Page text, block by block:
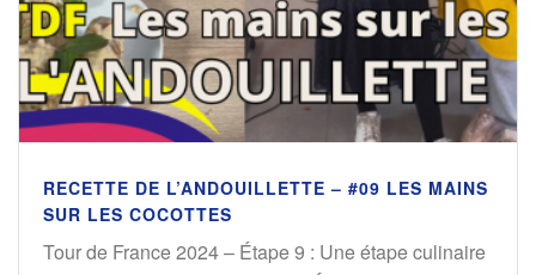
RECETTE DE L’ANDOUILLETTE – #09 LES MAINS
SUR LES COCOTTES
Tour de France 2024 – Étape 9 : Une étape culinaire